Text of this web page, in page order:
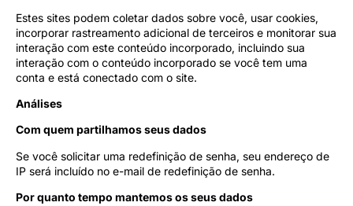
Estes sites podem coletar dados sobre você, usar cookies,
incorporar rastreamento adicional de terceiros e monitorar sua
interação com este conteúdo incorporado, incluindo sua
interação com o conteúdo incorporado se você tem uma
conta e está conectado com o site.
Análises
Com quem partilhamos seus dados
Se você solicitar uma redefinição de senha, seu endereço de
IP será incluído no e-mail de redefinição de senha.
Por quanto tempo mantemos os seus dados